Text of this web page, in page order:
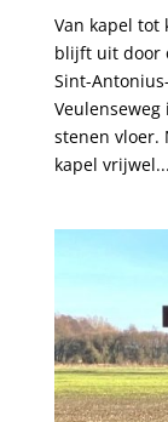
Van kapel tot
blijft uit door
Sint-
stenen vloer.
kapel vrijwel...